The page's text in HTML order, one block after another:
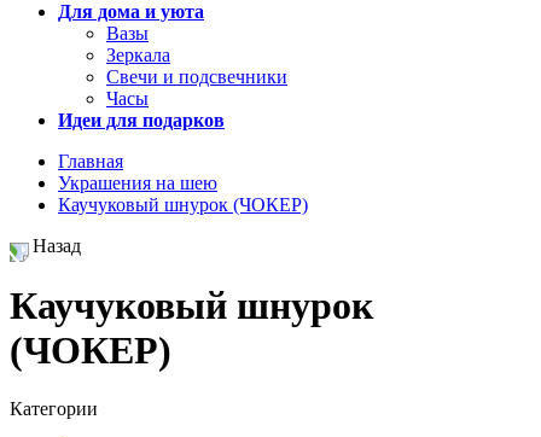
Для дома и уюта
Вазы
Зеркала
Свечи и подсвечники
Часы
Идеи для подарков
Главная
Украшения на шею
Каучуковый шнурок (ЧОКЕР)
Назад
Каучуковый шнурок
(ЧОКЕР)
Категории